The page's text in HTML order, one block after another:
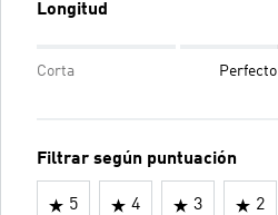
Longitud
Corta Perfecto
Filtrar según puntuación
5 4 3 2